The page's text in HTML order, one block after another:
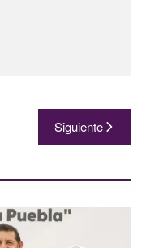
Siguiente